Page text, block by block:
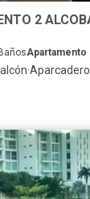
Apartamento
·Aparcadero